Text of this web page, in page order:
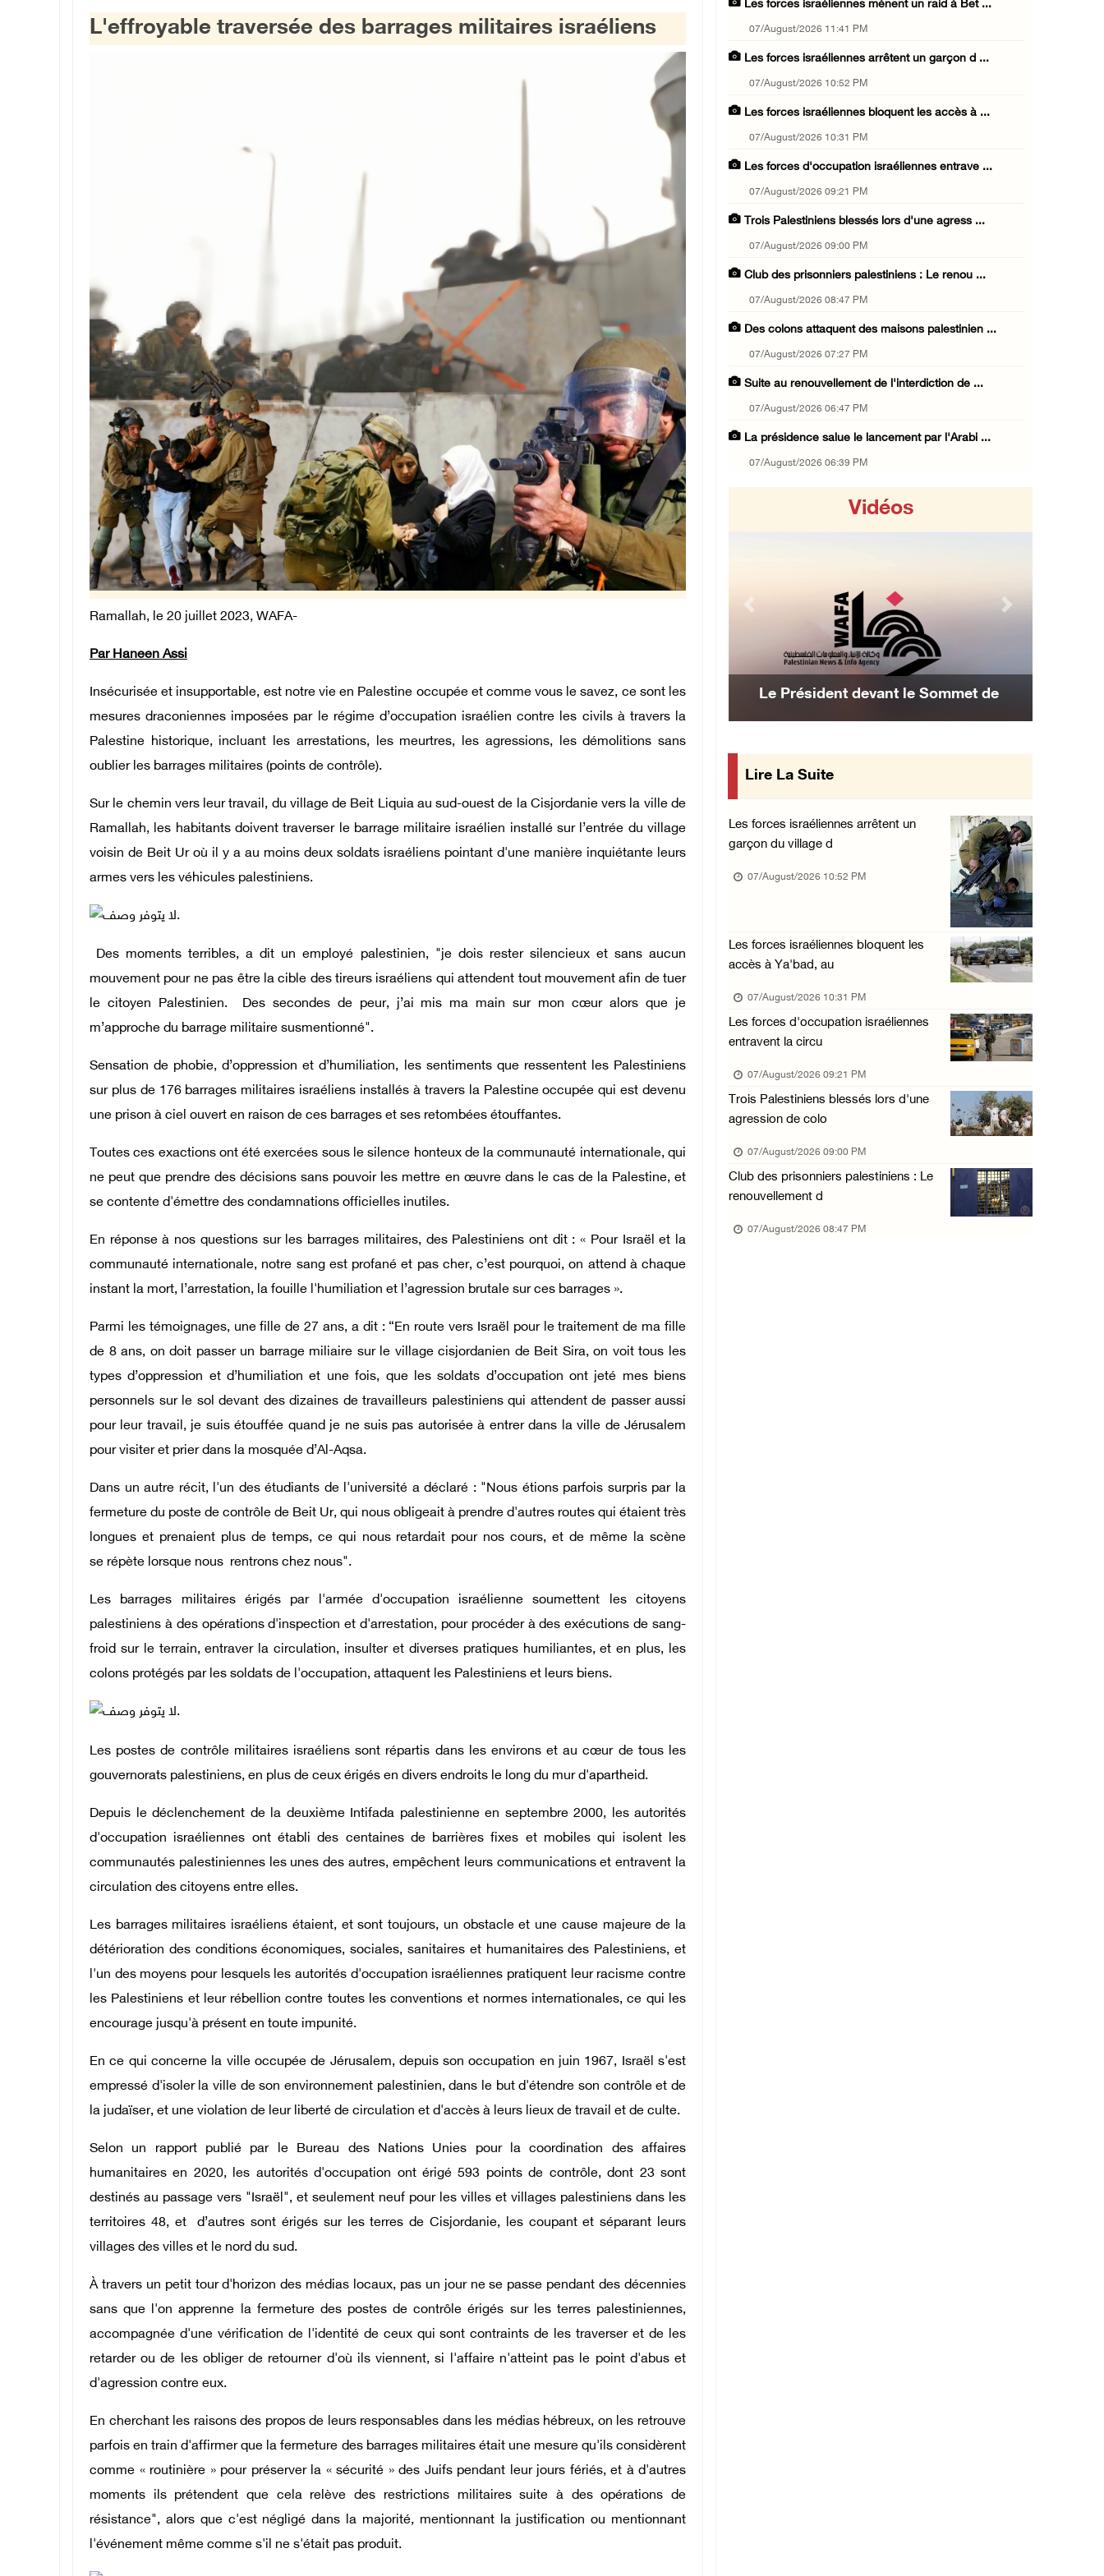
L'effroyable traversée des barrages militaires israéliens
Ramallah, le 20 juillet 2023, WAFA-
Par Haneen Assi
Insécurisée et insupportable, est notre vie en Palestine occupée et comme vous le savez, ce sont les
mesures draconiennes imposées par le régime d’occupation israélien contre les civils à travers la
Palestine historique, incluant les arrestations, les meurtres, les agressions, les démolitions sans
oublier les barrages militaires (points de contrôle).
Sur le chemin vers leur travail, du village de Beit Liquia au sud-ouest de la Cisjordanie vers la ville de
Ramallah, les habitants doivent traverser le barrage militaire israélien installé sur l’entrée du village
voisin de Beit Ur où il y a au moins deux soldats israéliens pointant d'une manière inquiétante leurs
armes vers les véhicules palestiniens.
Des moments terribles, a dit un employé palestinien, "je dois rester silencieux et sans aucun
mouvement pour ne pas être la cible des tireurs israéliens qui attendent tout mouvement afin de tuer
le citoyen Palestinien. Des secondes de peur, j’ai mis ma main sur mon cœur alors que je
m’approche du barrage militaire susmentionné".
Sensation de phobie, d’oppression et d’humiliation, les sentiments que ressentent les Palestiniens
sur plus de 176 barrages militaires israéliens installés à travers la Palestine occupée qui est devenu
une prison à ciel ouvert en raison de ces barrages et ses retombées étouffantes.
Toutes ces exactions ont été exercées sous le silence honteux de la communauté internationale, qui
ne peut que prendre des décisions sans pouvoir les mettre en œuvre dans le cas de la Palestine, et
se contente d'émettre des condamnations officielles inutiles.
En réponse à nos questions sur les barrages militaires, des Palestiniens ont dit : « Pour Israël et la
communauté internationale, notre sang est profané et pas cher, c’est pourquoi, on attend à chaque
instant la mort, l’arrestation, la fouille l'humiliation et l’agression brutale sur ces barrages ».
Parmi les témoignages, une fille de 27 ans, a dit : “En route vers Israël pour le traitement de ma fille
de 8 ans, on doit passer un barrage miliaire sur le village cisjordanien de Beit Sira, on voit tous les
types d’oppression et d’humiliation et une fois, que les soldats d’occupation ont jeté mes biens
personnels sur le sol devant des dizaines de travailleurs palestiniens qui attendent de passer aussi
pour leur travail, je suis étouffée quand je ne suis pas autorisée à entrer dans la ville de Jérusalem
pour visiter et prier dans la mosquée d’Al-Aqsa.
Dans un autre récit, l'un des étudiants de l'université a déclaré : "Nous étions parfois surpris par la
fermeture du poste de contrôle de Beit Ur, qui nous obligeait à prendre d'autres routes qui étaient très
longues et prenaient plus de temps, ce qui nous retardait pour nos cours, et de même la scène
se répète lorsque nous rentrons chez nous".
Les barrages militaires érigés par l'armée d'occupation israélienne soumettent les citoyens
palestiniens à des opérations d'inspection et d'arrestation, pour procéder à des exécutions de sang-
froid sur le terrain, entraver la circulation, insulter et diverses pratiques humiliantes, et en plus, les
colons protégés par les soldats de l'occupation, attaquent les Palestiniens et leurs biens.
Les postes de contrôle militaires israéliens sont répartis dans les environs et au cœur de tous les
gouvernorats palestiniens, en plus de ceux érigés en divers endroits le long du mur d'apartheid.
Depuis le déclenchement de la deuxième Intifada palestinienne en septembre 2000, les autorités
d'occupation israéliennes ont établi des centaines de barrières fixes et mobiles qui isolent les
communautés palestiniennes les unes des autres, empêchent leurs communications et entravent la
circulation des citoyens entre elles.
Les barrages militaires israéliens étaient, et sont toujours, un obstacle et une cause majeure de la
détérioration des conditions économiques, sociales, sanitaires et humanitaires des Palestiniens, et
l'un des moyens pour lesquels les autorités d'occupation israéliennes pratiquent leur racisme contre
les Palestiniens et leur rébellion contre toutes les conventions et normes internationales, ce qui les
encourage jusqu'à présent en toute impunité.
En ce qui concerne la ville occupée de Jérusalem, depuis son occupation en juin 1967, Israël s'est
empressé d'isoler la ville de son environnement palestinien, dans le but d'étendre son contrôle et de
la judaïser, et une violation de leur liberté de circulation et d'accès à leurs lieux de travail et de culte.
Selon un rapport publié par le Bureau des Nations Unies pour la coordination des affaires
humanitaires en 2020, les autorités d'occupation ont érigé 593 points de contrôle, dont 23 sont
destinés au passage vers "Israël", et seulement neuf pour les villes et villages palestiniens dans les
territoires 48, et d’autres sont érigés sur les terres de Cisjordanie, les coupant et séparant leurs
villages des villes et le nord du sud.
À travers un petit tour d'horizon des médias locaux, pas un jour ne se passe pendant des décennies
sans que l'on apprenne la fermeture des postes de contrôle érigés sur les terres palestiniennes,
accompagnée d'une vérification de l'identité de ceux qui sont contraints de les traverser et de les
retarder ou de les obliger de retourner d'où ils viennent, si l'affaire n'atteint pas le point d'abus et
d'agression contre eux.
En cherchant les raisons des propos de leurs responsables dans les médias hébreux, on les retrouve
parfois en train d'affirmer que la fermeture des barrages militaires était une mesure qu'ils considèrent
comme « routinière » pour préserver la « sécurité » des Juifs pendant leur jours fériés, et à d'autres
moments ils prétendent que cela relève des restrictions militaires suite à des opérations de
résistance", alors que c'est négligé dans la majorité, mentionnant la justification ou mentionnant
l'événement même comme s'il ne s'était pas produit.
Les forces israéliennes mènent un raid à Bet ...
07/August/2026 11:41 PM
Les forces israéliennes arrêtent un garçon d ...
07/August/2026 10:52 PM
Les forces israéliennes bloquent les accès à ...
07/August/2026 10:31 PM
Les forces d'occupation israéliennes entrave ...
07/August/2026 09:21 PM
Trois Palestiniens blessés lors d'une agress ...
07/August/2026 09:00 PM
Club des prisonniers palestiniens : Le renou ...
07/August/2026 08:47 PM
Des colons attaquent des maisons palestinien ...
07/August/2026 07:27 PM
Suite au renouvellement de l'interdiction de ...
07/August/2026 06:47 PM
La présidence salue le lancement par l'Arabi ...
07/August/2026 06:39 PM
07/August/2026 06:14 PM
Environ 70 000 fidèles ont accompli la prièr ...
07/August/2026 02:45 PM
La présidence palestinienne condamne les att ...
Khalayel al-Louz : des colons attaquent un c ...
07/August/2026 01:53 PM
Nouvelle attaque de colons à Ramallah : une ...
L’armée israélienne installe un barrage mili ...
07/August/2026 09:18 AM
Nouvelles incursions à Bethléem et Tubas : d ...
07/August/2026 09:03 AM
Jérusalem : l'armée israélienne se retire du ...
Vidéos
Les avions d'occupation continuent de
Previous Next
Lire La Suite
Les forces israéliennes arrêtent un
garçon du village d
07/August/2026 10:52 PM
Les forces israéliennes bloquent les
accès à Ya'bad, au
07/August/2026 10:31 PM
Les forces d'occupation israéliennes
entravent la circu
07/August/2026 09:21 PM
Trois Palestiniens blessés lors d'une
agression de colo
07/August/2026 09:00 PM
Club des prisonniers palestiniens : Le
renouvellement d
07/August/2026 08:47 PM